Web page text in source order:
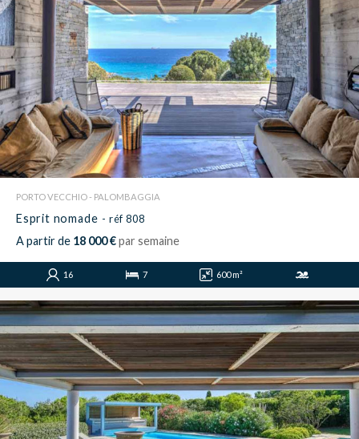
PORTO VECCHIO - PALOMBAGGIA
Esprit nomade - réf 808
A partir de 18 000 €par semaine
16 7 600 m²